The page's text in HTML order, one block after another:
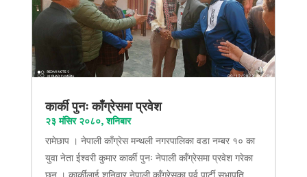
कार्की पुनः काँग्रेसमा प्रवेश
२३ मंसिर २०८०, शनिबार
रामेछाप । नेपाली काँग्रेस मन्थली नगरपालिका वडा नम्बर १० का
युवा नेता ईश्वरी कुमार कार्की पुनः नेपाली काँग्रेसमा प्रवेश गरेका